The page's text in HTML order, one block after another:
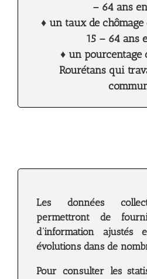
– 64 ans
♦ un taux de chômage
15 – 64 ans
♦ un pourcentage
Rourétans qui
Les données
permettront de
d’information ajustés
évolutions dans de
Pour consulter les